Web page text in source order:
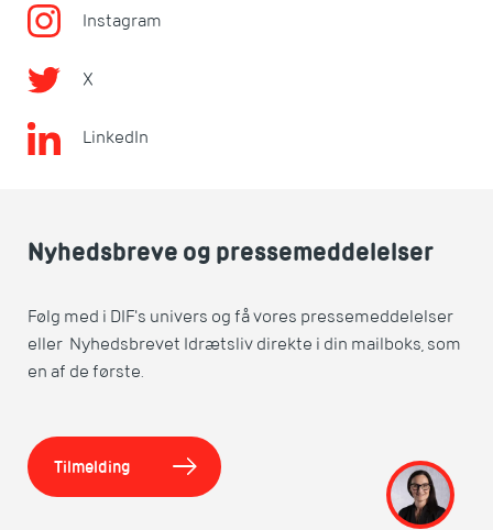
Instagram
X
LinkedIn
Nyhedsbreve og pressemeddelelser
Følg med i DIF's univers og få vores pressemeddelelser
eller Nyhedsbrevet Idrætsliv direkte i din mailboks, som
en af de første.
Tilmelding